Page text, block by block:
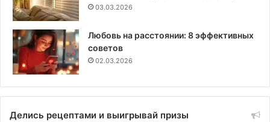
03.03.2026
Любовь на расстоянии: 8 эффективных
советов
02.03.2026
Делись рецептами и выигрывай призы